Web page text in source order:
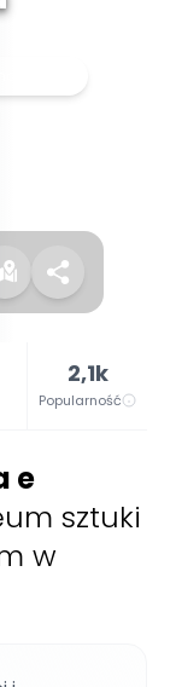
2,1k
Popularność
e
sztuki
w